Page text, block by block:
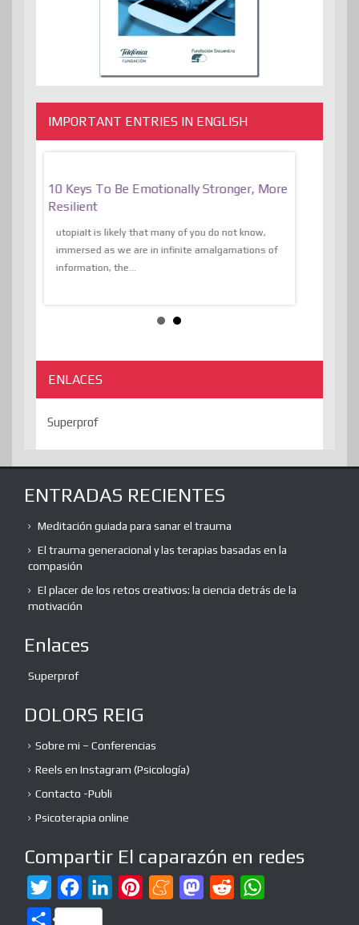
IMPORTANT ENTRIES IN ENGLISH
10 Keys To Be Emotionally Stronger, More
Resilient
utopiaIt is likely that many of you do not know,
immersed as we are in infinite amalgamations of
information, the...
ENLACES
Superprof
ENTRADAS RECIENTES
Meditación guiada para sanar el trauma
El trauma generacional y las terapias basadas en la
compasión
El placer de los retos creativos: la ciencia detrás de la
motivación
Enlaces
Superprof
DOLORS REIG
Sobre mi – Conferencias
Reels en Instagram (Psicología)
Contacto -Publi
Psicoterapia online
Compartir El caparazón en redes
w
a
M
M
C